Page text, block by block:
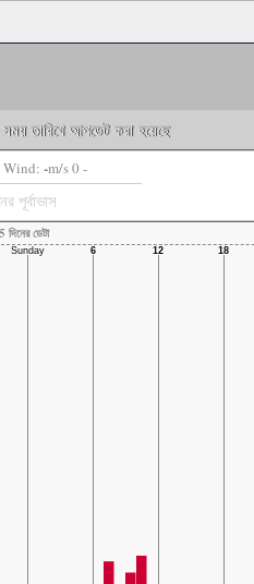
তারিখে আপডেট করা হয়েছে
Wind: -m/s 0 -
পূর্বাভাস
দিনের ডেটা